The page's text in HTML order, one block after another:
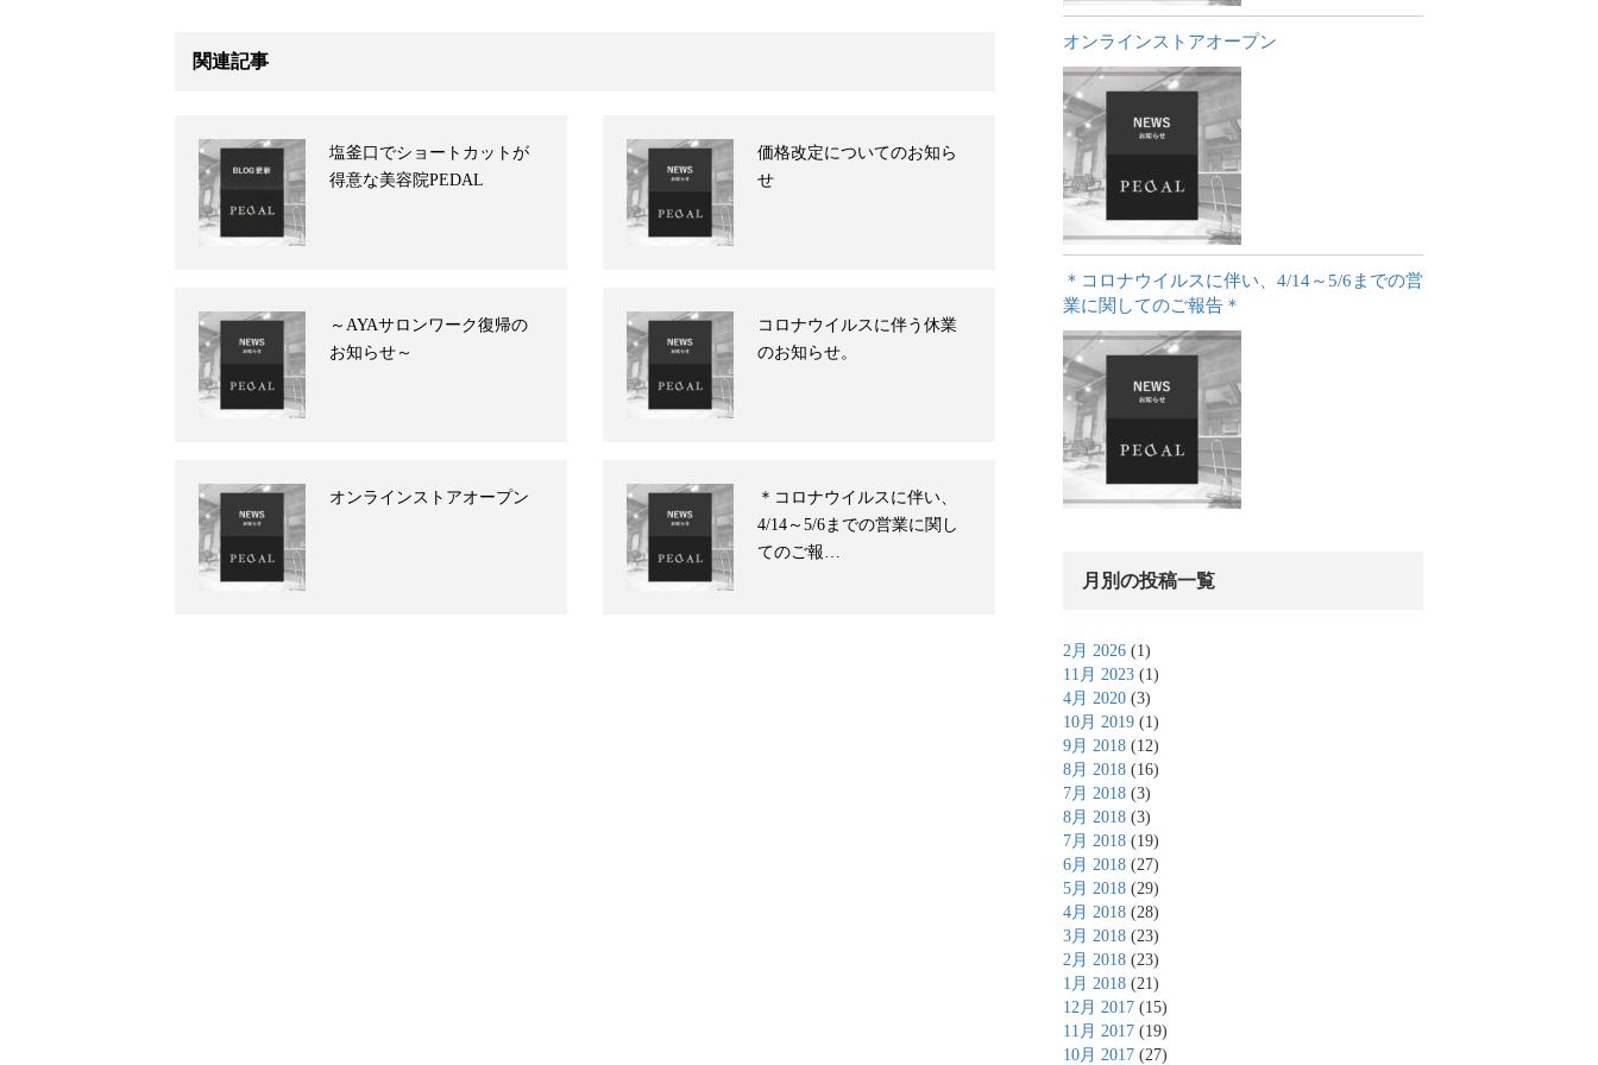
関連記事
塩釜口でショートカットが
得意な美容院PEDAL
価格改定についてのお知ら
せ
～AYAサロンワーク復帰の
お知らせ～
コロナウイルスに伴う休業
のお知らせ。
オンラインストアオープン
＊コロナウイルスに伴い、
4/14～5/6までの営業に関し
てのご報…
オンラインストアオープン
＊コロナウイルスに伴い、4/14～5/6までの営
業に関してのご報告＊
月別の投稿一覧
2月 2026 (1)
11月 2023 (1)
4月 2020 (3)
10月 2019 (1)
9月 2018 (12)
8月 2018 (16)
7月 2018 (3)
8月 2018 (3)
7月 2018 (19)
6月 2018 (27)
5月 2018 (29)
4月 2018 (28)
3月 2018 (23)
2月 2018 (23)
1月 2018 (21)
12月 2017 (15)
11月 2017 (19)
10月 2017 (27)